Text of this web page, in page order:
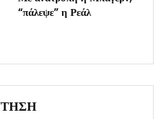
“πάλεψε” η Ρεάλ